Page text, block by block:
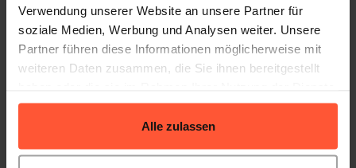
Verwendung unserer Website an unsere Partner für
soziale Medien, Werbung und Analysen weiter. Unsere
Partner führen diese Informationen möglicherweise mit
weiteren Daten zusammen, die Sie ihnen bereitgestellt
gesammelt haben.
Alle zulassen